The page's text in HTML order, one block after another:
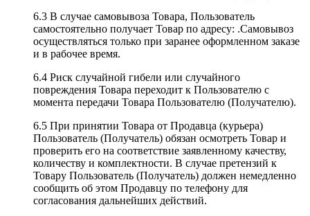
6.3 В случае самовывоза Товара, Пользователь
самостоятельно получает Товар по адресу: .Самовывоз
осуществляться только при заранее оформленном заказе
и в рабочее время.
6.4 Риск случайной гибели или случайного
повреждения Товара переходит к Пользователю с
момента передачи Товара Пользователю (Получателю).
6.5 При принятии Товара от Продавца (курьера)
Пользователь (Получатель) обязан осмотреть Товар и
проверить его на соответствие заявленному качеству,
количеству и комплектности. В случае претензий к
Товару Пользователь (Получатель) должен немедленно
сообщить об этом Продавцу по телефону для
согласования дальнейших действий.